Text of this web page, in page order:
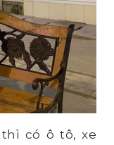
có ô tô, xe